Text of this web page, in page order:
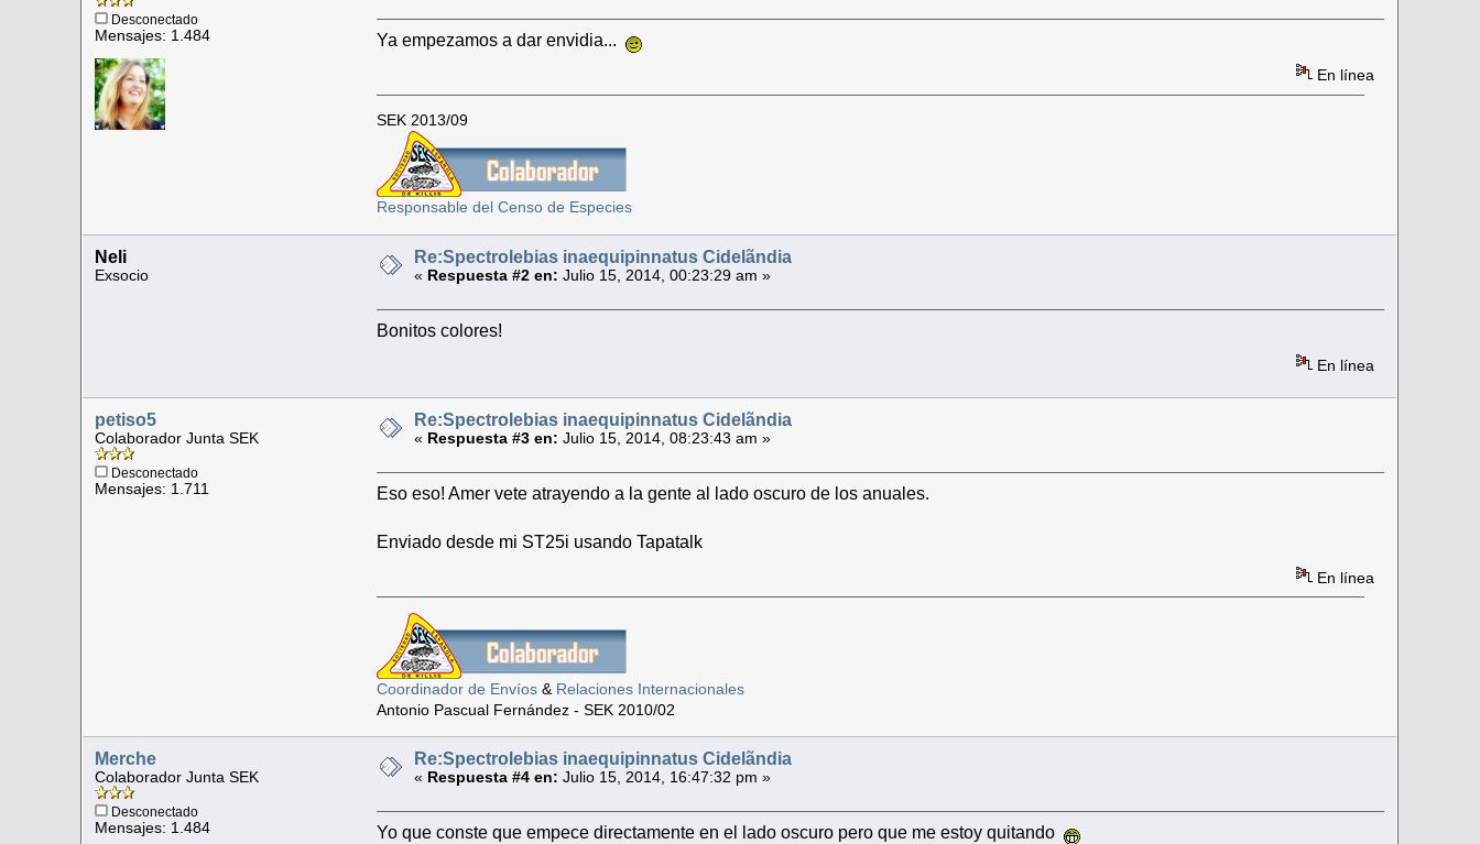
Desconectado
Mensajes: 1.484 Ya empezamos a dar envidia...
En línea
SEK 2013/09
Responsable del Censo de Especies
Neli
Exsocio
Re:Spectrolebias inaequipinnatus Cidelãndia
« Respuesta #2 en: Julio 15, 2014, 00:23:29 am »
Bonitos colores!
En línea
petiso5
Colaborador Junta SEK
Desconectado
Mensajes: 1.711
Re:Spectrolebias inaequipinnatus Cidelãndia
« Respuesta #3 en: Julio 15, 2014, 08:23:43 am »
Eso eso! Amer vete atrayendo a la gente al lado oscuro de los anuales.
Enviado desde mi ST25i usando Tapatalk
En línea
Coordinador de Envíos & Relaciones Internacionales
Antonio Pascual Fernández - SEK 2010/02
Merche
Colaborador Junta SEK
Desconectado
Mensajes: 1.484
Re:Spectrolebias inaequipinnatus Cidelãndia
« Respuesta #4 en: Julio 15, 2014, 16:47:32 pm »
Yo que conste que empece directamente en el lado oscuro pero que me estoy quitando